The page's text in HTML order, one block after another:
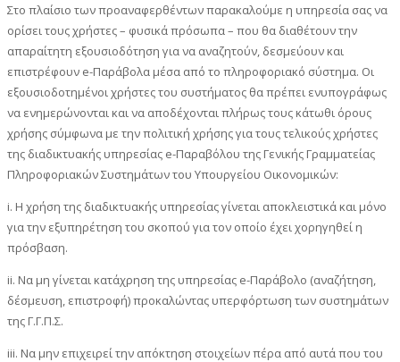
Στο πλαίσιο των προαναφερθέντων παρακαλούμε η υπηρεσία σας να
ορίσει τους χρήστες – φυσικά πρόσωπα – που θα διαθέτουν την
απαραίτητη εξουσιοδότηση για να αναζητούν, δεσμεύουν και
επιστρέφουν e-Παράβολα μέσα από το πληροφοριακό σύστημα. Οι
εξουσιοδοτημένοι χρήστες του συστήματος θα πρέπει ενυπογράφως
να ενημερώνονται και να αποδέχονται πλήρως τους κάτωθι όρους
χρήσης σύμφωνα με την πολιτική χρήσης για τους τελικούς χρήστες
της διαδικτυακής υπηρεσίας e-Παραβόλου της Γενικής Γραμματείας
Πληροφοριακών Συστημάτων του Υπουργείου Οικονομικών:
i. Η χρήση της διαδικτυακής υπηρεσίας γίνεται αποκλειστικά και μόνο
για την εξυπηρέτηση του σκοπού για τον οποίο έχει χορηγηθεί η
πρόσβαση.
ii. Να μη γίνεται κατάχρηση της υπηρεσίας e-Παράβολο (αναζήτηση,
δέσμευση, επιστροφή) προκαλώντας υπερφόρτωση των συστημάτων
της Γ.Γ.Π.Σ.
iii. Να μην επιχειρεί την απόκτηση στοιχείων πέρα από αυτά που του